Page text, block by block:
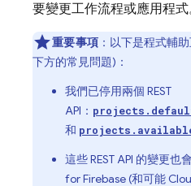
要變更工作流程或應用程式
重要事項 ：以下是程式輔
下方的常見問題)：
我們已停用兩個 REST
API：
和
這些 REST API 的變更也
for Firebase(和可能